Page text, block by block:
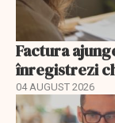
Factura
înregistrezi
04 AUGUST 2026